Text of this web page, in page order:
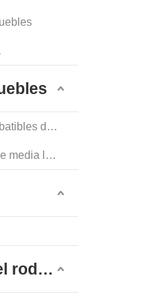
Serie de manijas abatibles de un solo punto
Serie de bloqueo de media luna
Diapositiva del rodamiento de bolas